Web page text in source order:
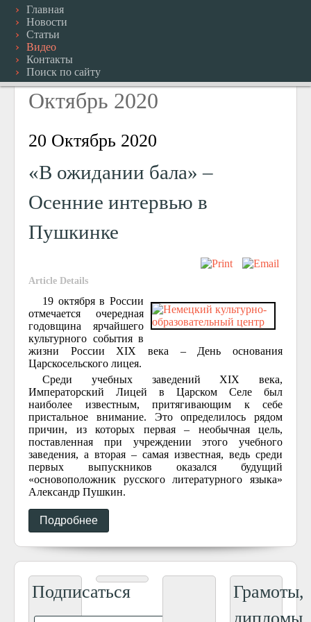
Главная
Новости
Статьи
Видео
Контакты
Поиск по сайту
Октябрь 2020
20 Октябрь 2020
«В ожидании бала» –
Осенние интервью в
Пушкинке
Article Details
19 октября в России
отмечается очередная
годовщина ярчайшего
культурного события в
жизни России XIX века – День основания
Царскосельского лицея.
Среди учебных заведений XIX века,
Императорский Лицей в Царском Селе был
наиболее известным, притягивающим к себе
пристальное внимание. Это определилось рядом
причин, из которых первая – необычная цель,
поставленная при учреждении этого учебного
заведения, а вторая – самая известная, ведь среди
первых выпускников оказался будущий
«основоположник русского литературного языка»
Александр Пушкин.
Подробнее
Подписаться
Грамоты,